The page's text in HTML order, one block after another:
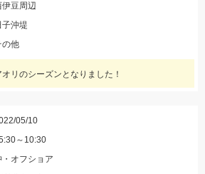
伊豆周辺
子沖堤
の他
リのシーズンとなりました！
05/10
～10:30
・オフショア